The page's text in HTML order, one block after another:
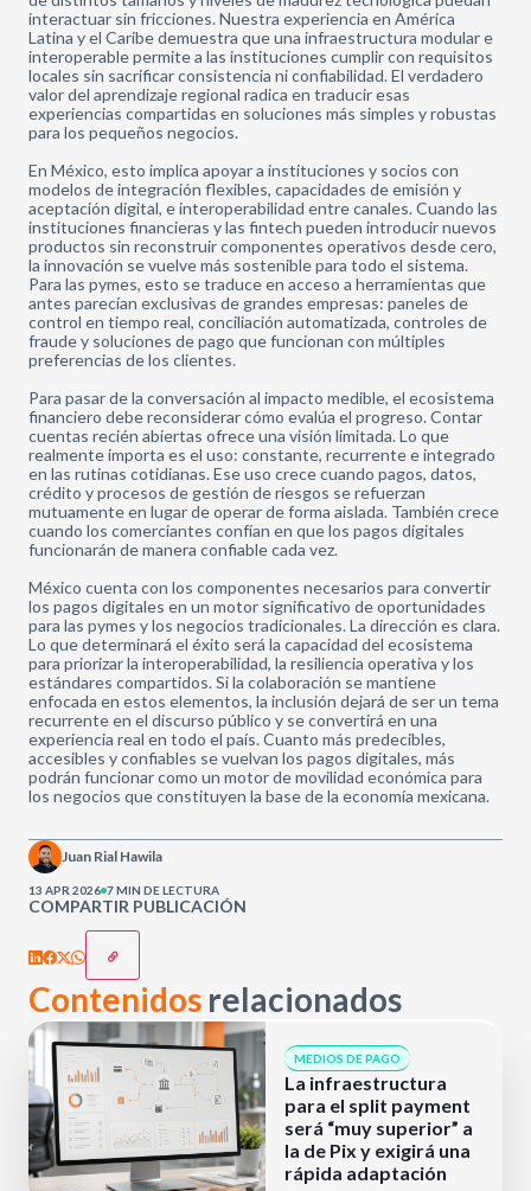
interactuar sin fricciones. Nuestra experiencia en América
Latina y el Caribe demuestra que una infraestructura modular e
interoperable permite a las instituciones cumplir con requisitos
locales sin sacrificar consistencia ni confiabilidad. El verdadero
valor del aprendizaje regional radica en traducir esas
experiencias compartidas en soluciones más simples y robustas
para los pequeños negocios.
En México, esto implica apoyar a instituciones y socios con
modelos de integración flexibles, capacidades de emisión y
aceptación digital, e interoperabilidad entre canales. Cuando las
instituciones financieras y las fintech pueden introducir nuevos
productos sin reconstruir componentes operativos desde cero,
la innovación se vuelve más sostenible para todo el sistema.
Para las pymes, esto se traduce en acceso a herramientas que
antes parecían exclusivas de grandes empresas: paneles de
control en tiempo real, conciliación automatizada, controles de
fraude y soluciones de pago que funcionan con múltiples
preferencias de los clientes.
Para pasar de la conversación al impacto medible, el ecosistema
financiero debe reconsiderar cómo evalúa el progreso. Contar
cuentas recién abiertas ofrece una visión limitada. Lo que
realmente importa es el uso: constante, recurrente e integrado
en las rutinas cotidianas. Ese uso crece cuando pagos, datos,
crédito y procesos de gestión de riesgos se refuerzan
mutuamente en lugar de operar de forma aislada. También crece
cuando los comerciantes confían en que los pagos digitales
funcionarán de manera confiable cada vez.
México cuenta con los componentes necesarios para convertir
los pagos digitales en un motor significativo de oportunidades
para las pymes y los negocios tradicionales. La dirección es clara.
Lo que determinará el éxito será la capacidad del ecosistema
para priorizar la interoperabilidad, la resiliencia operativa y los
estándares compartidos. Si la colaboración se mantiene
enfocada en estos elementos, la inclusión dejará de ser un tema
recurrente en el discurso público y se convertirá en una
experiencia real en todo el país. Cuanto más predecibles,
accesibles y confiables se vuelvan los pagos digitales, más
podrán funcionar como un motor de movilidad económica para
los negocios que constituyen la base de la economía mexicana.
COMPARTIR PUBLICACIÓN
Juan Rial Hawila
13 APR 2026 7 MIN DE LECTURA
Contenidos relacionados
MEDIOS DE PAGO
La infraestructura
para el split payment
será “muy superior” a
la de Pix y exigirá una
rápida adaptación